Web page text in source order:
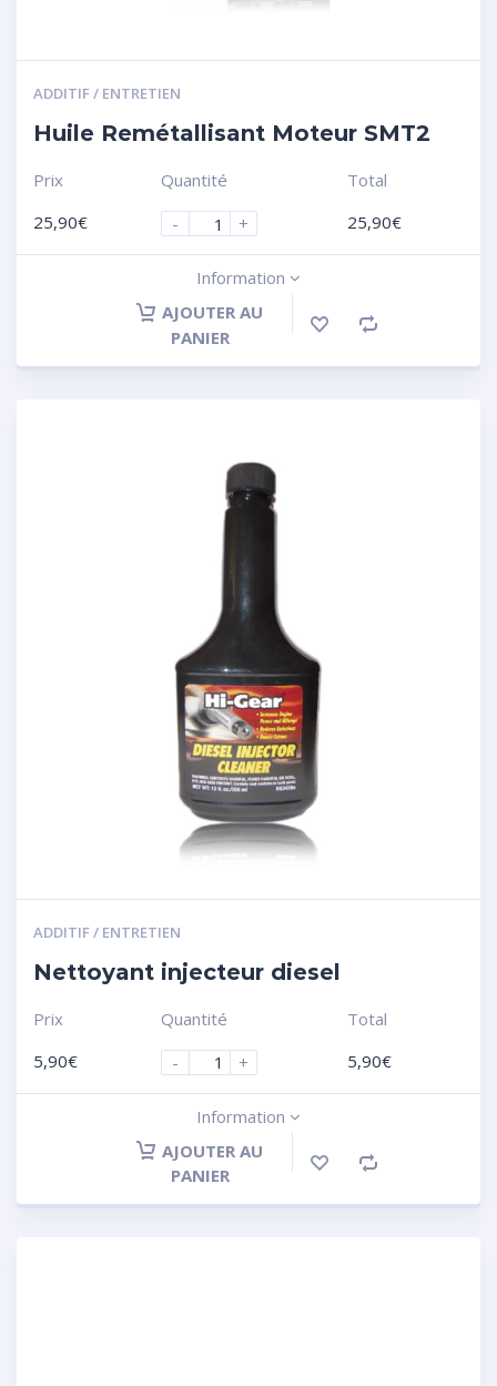
ADDITIF / ENTRETIEN
Huile Remétallisant Moteur SMT2
Prix
25,90€
Quantité
-
+
Total
25,90€
Information
AJOUTER AU
PANIER
ADDITIF / ENTRETIEN
Nettoyant injecteur diesel
Prix
5,90€
Quantité
-
+
Total
5,90€
Information
AJOUTER AU
PANIER